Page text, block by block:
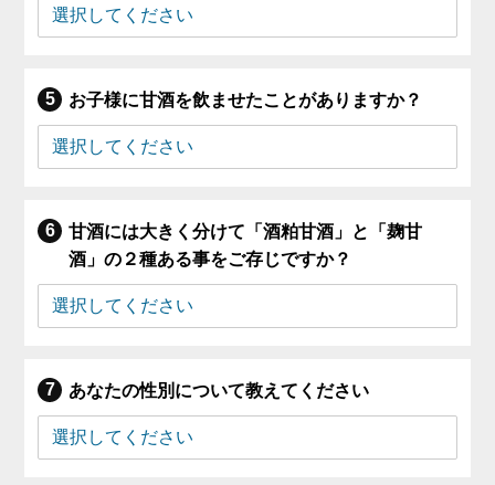
お子様に甘酒を飲ませたことがありますか？
甘酒には大きく分けて「酒粕甘酒」と「麹甘
酒」の２種ある事をご存じですか？
あなたの性別について教えてください